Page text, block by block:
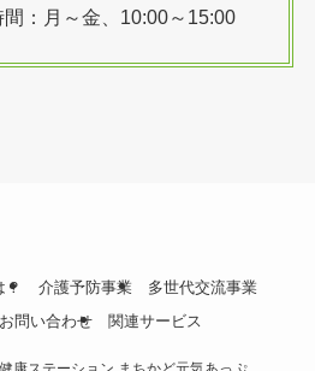
：月～金、10:00～15:00
？ 介護予防事業
多世代交流事業
お問い合わせ 関連サービス